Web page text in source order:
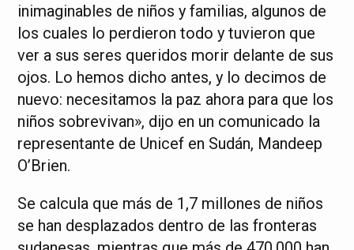
inimaginables de niños y familias, algunos de
los cuales lo perdieron todo y tuvieron que
ver a sus seres queridos morir delante de sus
ojos. Lo hemos dicho antes, y lo decimos de
nuevo: necesitamos la paz ahora para que los
niños sobrevivan», dijo en un comunicado la
representante de Unicef en Sudán, Mandeep
O’Brien.
Se calcula que más de 1,7 millones de niños
se han desplazados dentro de las fronteras